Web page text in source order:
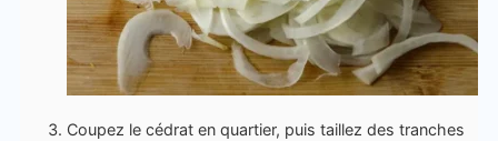
Coupez le cédrat en quartier, puis taillez des tranches